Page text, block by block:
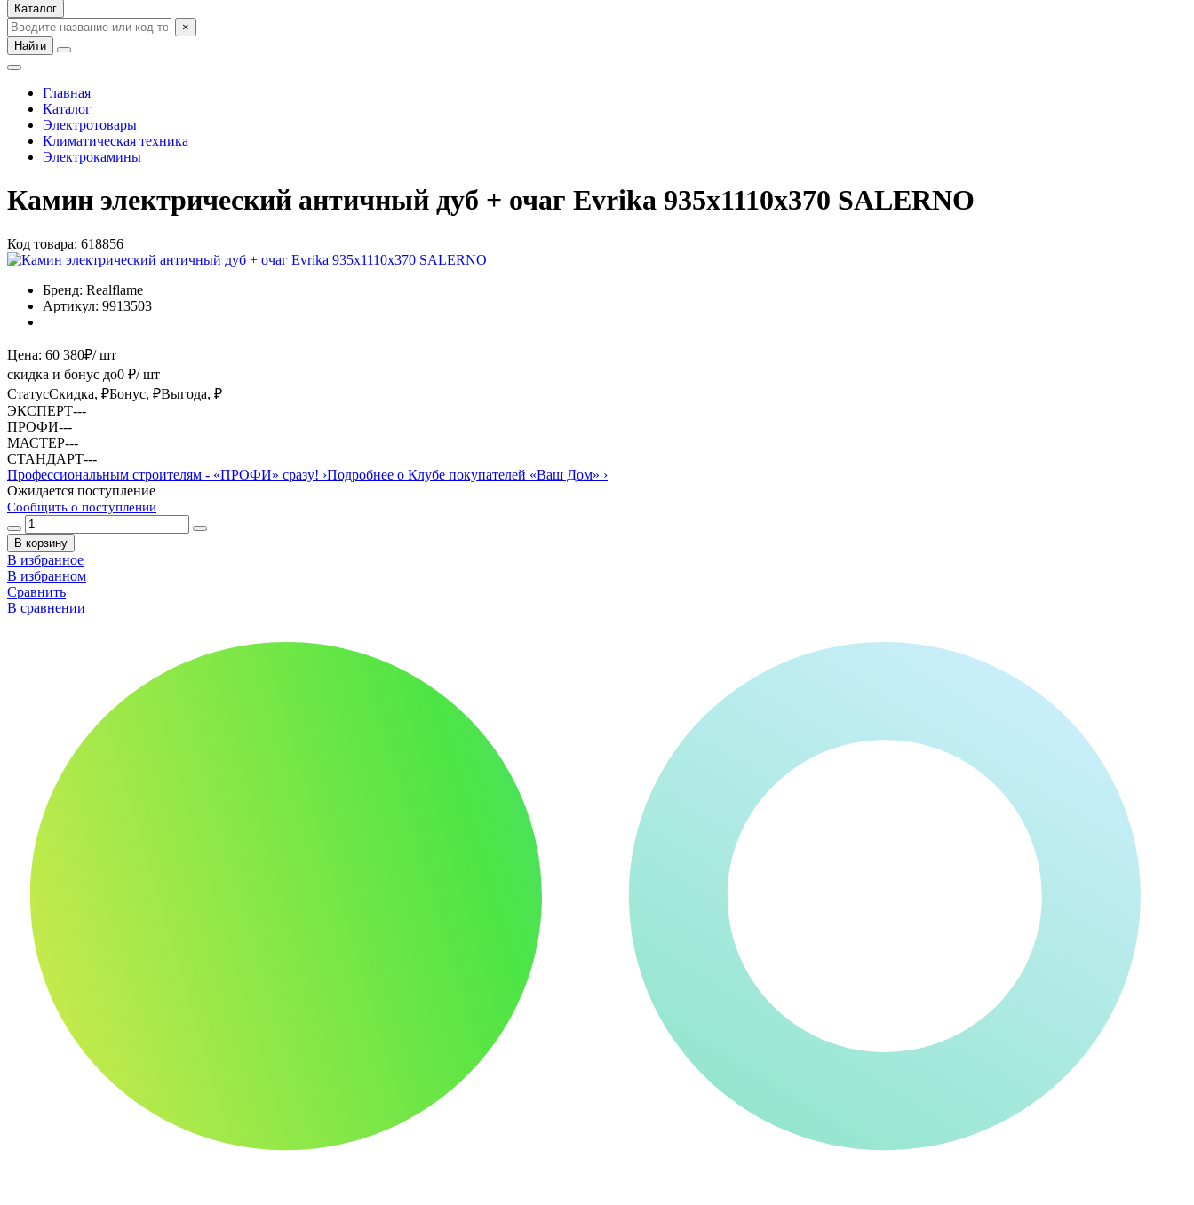
Каталог
×
Найти
Главная
Каталог
Электротовары
Климатическая техника
Электрокамины
Камин электрический античный дуб + очаг Evrika 935х1110х370 SALERNO
Код товара: 618856
Бренд: Realflame
Артикул: 9913503
Цена: 60 380₽/ шт
скидка и бонус до0 ₽/ шт
СтатусСкидка, ₽Бонус, ₽Выгода, ₽
ЭКСПЕРТ---
ПРОФИ---
МАСТЕР---
СТАНДАРТ---
Профессиональным строителям - «ПРОФИ» сразу! ›Подробнее о Клубе покупателей «Ваш Дом» ›
Ожидается поступление
Сообщить о поступлении
В корзину
В избранное
В избранном
Сравнить
В сравнении